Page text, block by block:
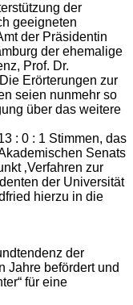
der
geeigneten
der Präsidentin
der ehemalige
Prof. Dr.
Erörterungen zur
seien nunmehr so
über das weitere
: 0 : 1 Stimmen, das
Senats
‚Verfahren zur
der Universität
hierzu in die
der
Jahre befördert und
für eine